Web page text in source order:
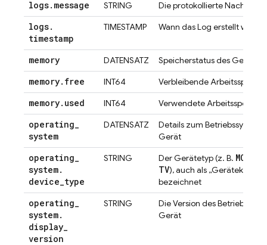
logs. message STRING Die protokollierte Nachricht
logs.
timestamp
TIMESTAMP Wann das Log erstellt wurde
memory DATENSATZ Speicherstatus des Geräts
memory. free INT64 Verbleibende
memory. used INT64 Verwendete
operating_
system
DATENSATZ
Details zum Betriebssystem
Gerät
operating_
system.
device_type
STRING Der Gerätetyp (z. B. MOBILE
TV), auch als
bezeichnet
operating_
system.
display_
version
STRING
Die Version des
Gerät